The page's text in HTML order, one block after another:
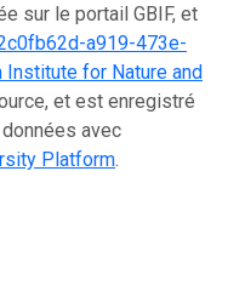
sur le portail GBIF, et
a919-473e-
Institute for Nature and
et est enregistré
avec
Platform.